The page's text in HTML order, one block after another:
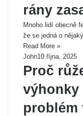
rány
Mnoho lidí obecně
že se jedná o
Read More »
John10 října, 2025
Proč
výhonky
problém